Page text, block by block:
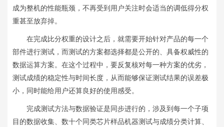
成为整机的性能瓶颈，不再受到用户关注时会适当的调低得分权
重甚至放弃掉。
在完成比分权重的设计之后，就需要开始针对产品的每一个
部件进行测试，而测试的方案都选择都是公开的、具备权威性的
数据运算方案。在这个过程中，要反复核对每一种方案的优劣，
测试成绩的稳定性与时间长度，从而能够保证测试结果的误差极
小，同时能给用户还算良好的使用感受。
完成测试方法与数据验证是同步进行的，涉及到每一个子项
目的数据收集、数十个同类芯片样品机器测试与成绩分类计算、